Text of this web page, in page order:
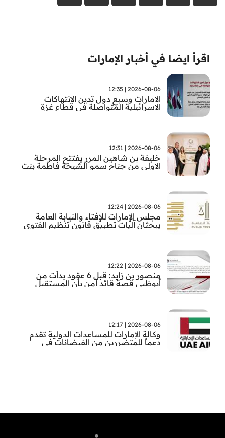
اقرأ ايضا في أخبار الإمارات
2026-08-06 | 12:35
الامارات وسبع دول تدين الانتهاكات
الاسرائيلية المتواصلة في قطاع غزة
2026-08-06 | 12:31
خليفة بن شاهين المرر يفتتح المرحلة
الاولى من جناح سمو الشيخة فاطمة بنت
مستشفى المقاصد
2026-08-06 | 12:24
مجلس الإمارات للإفتاء والنيابة العامة
يبحثان آليات تطبيق قانون تنظيم الفتوى
2026-08-06 | 12:22
منصور بن زايد: قبل 6 عقود بدأت من
أبوظبي قصة قائد آمن بأن المستقبل
2026-08-06 | 12:17
وكالة الإمارات للمساعدات الدولية تقدم
دعماً للمتضررين من الفيضانات في